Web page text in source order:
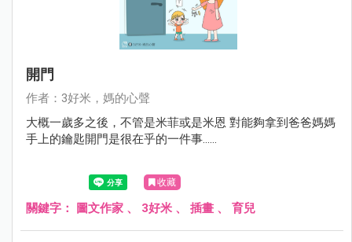
開門
作者：3好米，媽的心聲
大概一歲多之後，不管是米菲或是米恩 對能夠拿到爸爸媽媽
手上的鑰匙開門是很在乎的一件事......
收藏
關鍵字： 圖文作家 、 3好米 、 插畫 、 育兒